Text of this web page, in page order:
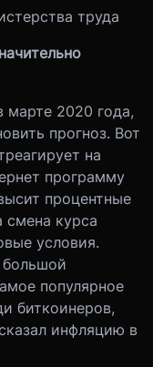
труда
марте 2020 года,
прогноз. Вот
на
программу
процентные
смена курса
условия.
популярное
биткоинеров,
инфляцию в